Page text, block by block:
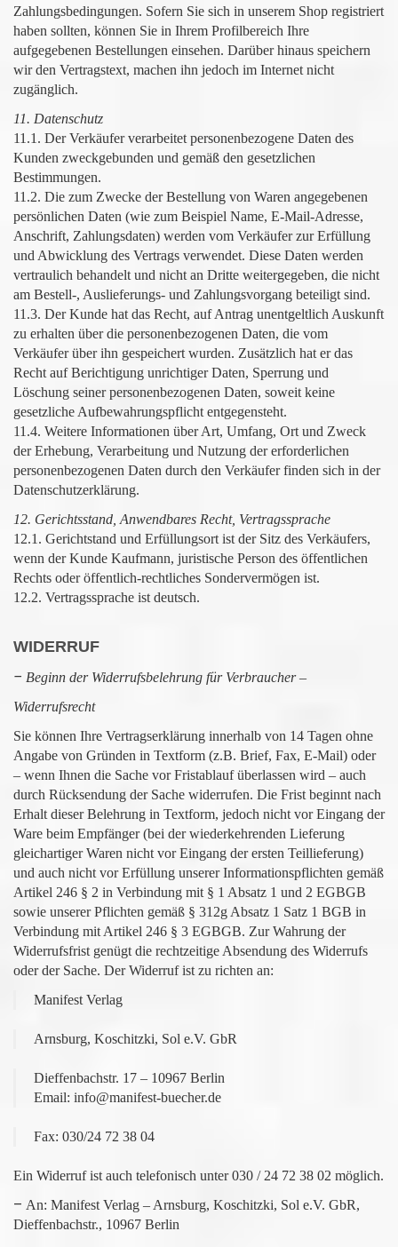
Zahlungsbedingungen. Sofern Sie sich in unserem Shop registriert
haben sollten, können Sie in Ihrem Profilbereich Ihre
aufgegebenen Bestellungen einsehen. Darüber hinaus speichern
wir den Vertragstext, machen ihn jedoch im Internet nicht
zugänglich.
11. Datenschutz
11.1. Der Verkäufer verarbeitet personenbezogene Daten des
Kunden zweckgebunden und gemäß den gesetzlichen
Bestimmungen.
11.2. Die zum Zwecke der Bestellung von Waren angegebenen
persönlichen Daten (wie zum Beispiel Name, E-Mail-Adresse,
Anschrift, Zahlungsdaten) werden vom Verkäufer zur Erfüllung
und Abwicklung des Vertrags verwendet. Diese Daten werden
vertraulich behandelt und nicht an Dritte weitergegeben, die nicht
am Bestell-, Auslieferungs- und Zahlungsvorgang beteiligt sind.
11.3. Der Kunde hat das Recht, auf Antrag unentgeltlich Auskunft
zu erhalten über die personenbezogenen Daten, die vom
Verkäufer über ihn gespeichert wurden. Zusätzlich hat er das
Recht auf Berichtigung unrichtiger Daten, Sperrung und
Löschung seiner personenbezogenen Daten, soweit keine
gesetzliche Aufbewahrungspflicht entgegensteht.
11.4. Weitere Informationen über Art, Umfang, Ort und Zweck
der Erhebung, Verarbeitung und Nutzung der erforderlichen
personenbezogenen Daten durch den Verkäufer finden sich in der
Datenschutzerklärung.
12. Gerichtsstand, Anwendbares Recht, Vertragssprache
12.1. Gerichtstand und Erfüllungsort ist der Sitz des Verkäufers,
wenn der Kunde Kaufmann, juristische Person des öffentlichen
Rechts oder öffentlich-rechtliches Sondervermögen ist.
12.2. Vertragssprache ist deutsch.
WIDERRUF
– Beginn der Widerrufsbelehrung für Verbraucher –
Widerrufsrecht
Sie können Ihre Vertragserklärung innerhalb von 14 Tagen ohne
Angabe von Gründen in Textform (z.B. Brief, Fax, E-Mail) oder
– wenn Ihnen die Sache vor Fristablauf überlassen wird – auch
durch Rücksendung der Sache widerrufen. Die Frist beginnt nach
Erhalt dieser Belehrung in Textform, jedoch nicht vor Eingang der
Ware beim Empfänger (bei der wiederkehrenden Lieferung
gleichartiger Waren nicht vor Eingang der ersten Teillieferung)
und auch nicht vor Erfüllung unserer Informationspflichten gemäß
Artikel 246 § 2 in Verbindung mit § 1 Absatz 1 und 2 EGBGB
sowie unserer Pflichten gemäß § 312g Absatz 1 Satz 1 BGB in
Verbindung mit Artikel 246 § 3 EGBGB. Zur Wahrung der
Widerrufsfrist genügt die rechtzeitige Absendung des Widerrufs
oder der Sache. Der Widerruf ist zu richten an:
Manifest Verlag
Arnsburg, Koschitzki, Sol e.V. GbR
Dieffenbachstr. 17 – 10967 Berlin
Email: info@manifest-buecher.de
Fax: 030/24 72 38 04
Ein Widerruf ist auch telefonisch unter 030 / 24 72 38 02 möglich.
– An: Manifest Verlag – Arnsburg, Koschitzki, Sol e.V. GbR,
Dieffenbachstr., 10967 Berlin